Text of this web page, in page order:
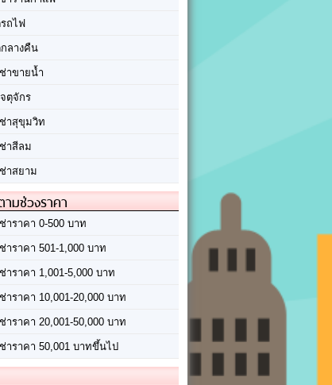
ถไฟ
ลางคืน
าขายน้ำ
ตุจักร
าสุขุมวิท
าสีลม
าสยาม
มช่วงราคา
าราคา 0-500 บาท
าราคา 501-1,000 บาท
าราคา 1,001-5,000 บาท
าราคา 10,001-20,000 บาท
าราคา 20,001-50,000 บาท
าราคา 50,001 บาทขึ้นไป